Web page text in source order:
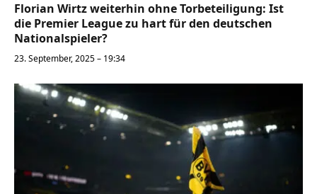
Florian Wirtz weiterhin ohne Torbeteiligung: Ist
die Premier League zu hart für den deutschen
Nationalspieler?
23. September, 2025 – 19:34